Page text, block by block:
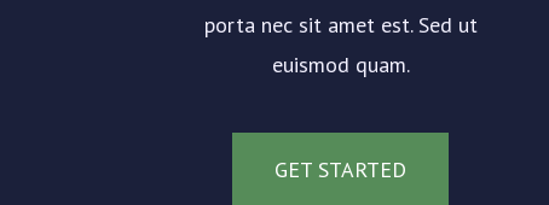
porta nec sit amet est. Sed ut
euismod quam.
GET STARTED